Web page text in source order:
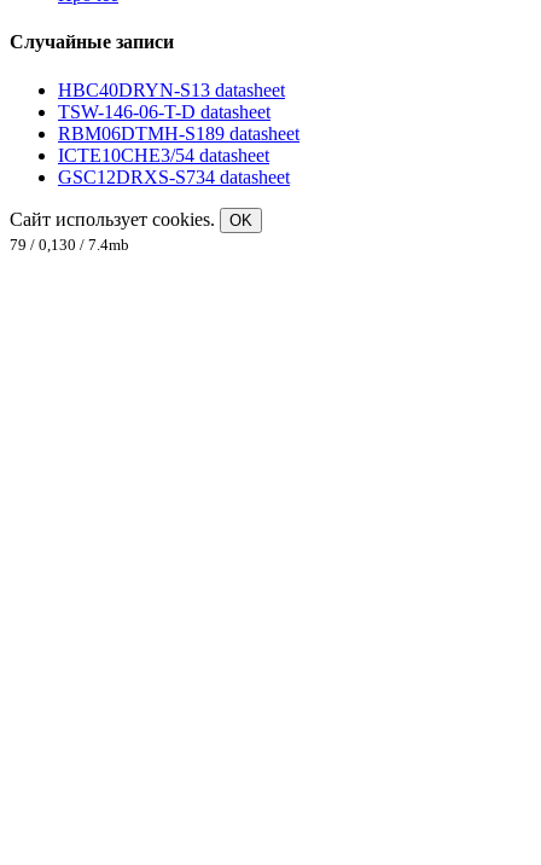
Случайные записи
HBC40DRYN-S13 datasheet
TSW-146-06-T-D datasheet
RBM06DTMH-S189 datasheet
ICTE10CHE3/54 datasheet
GSC12DRXS-S734 datasheet
Сайт использует cookies.
OK
79 / 0,130 / 7.4mb